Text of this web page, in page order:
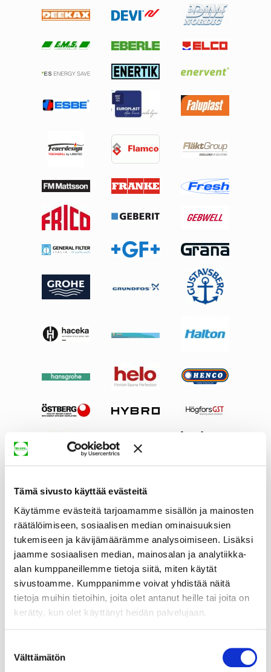
Tämä sivusto käyttää evästeitä
Käytämme evästeitä tarjoamamme sisällön ja mainosten
räätälöimiseen, sosiaalisen median ominaisuuksien
tukemiseen ja kävijämäärämme analysoimiseen. Lisäksi
jaamme sosiaalisen median, mainosalan ja analytiikka-
alan kumppaneillemme tietoja siitä, miten käytät
sivustoamme. Kumppanimme voivat yhdistää näitä
tietoja muihin tietoihin, joita olet antanut heille tai joita on
kerätty, kun olet käyttänyt heidän palvelujaan.
valinta
Välttämätön